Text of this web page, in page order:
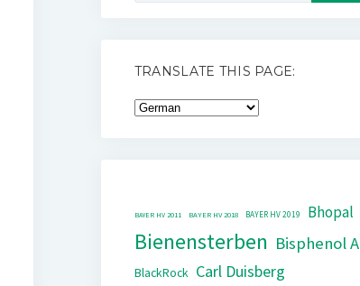
TRANSLATE THIS PAGE:
BAYER HV 2011 BAYER HV 2018 BAYER HV 2019 Bhopal
Bienensterben Bisphenol A
BlackRock Carl Duisberg